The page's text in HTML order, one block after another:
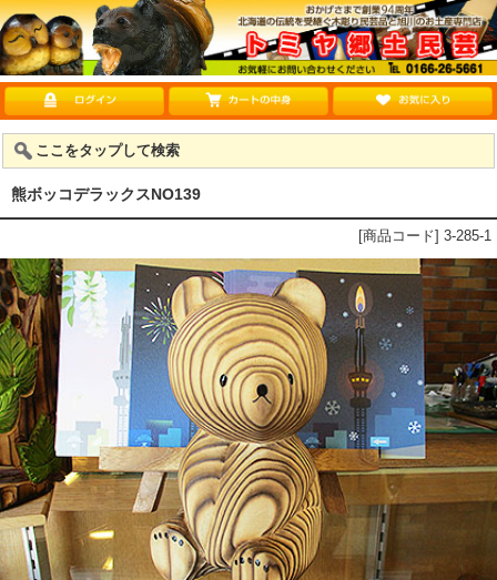
ここをタップして検索
熊ボッコデラックスNO139
[商品コード] 3-285-1